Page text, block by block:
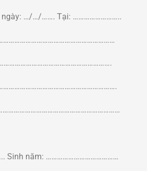
ngày: …/…/……. Tại: ……………………..
Sinh năm: …………………………………